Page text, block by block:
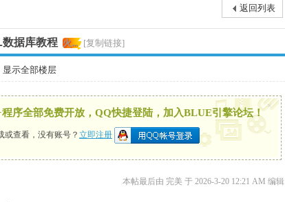
返回列表
数据库教程 火... [复制链接]
显示全部楼层
序全部免费开放，QQ快捷登陆，加入BLUE引擎论坛！
或查看，没有账号？ 立即注册
×
本帖最后由 完美 于 2026-3-20 12:21 AM 编辑